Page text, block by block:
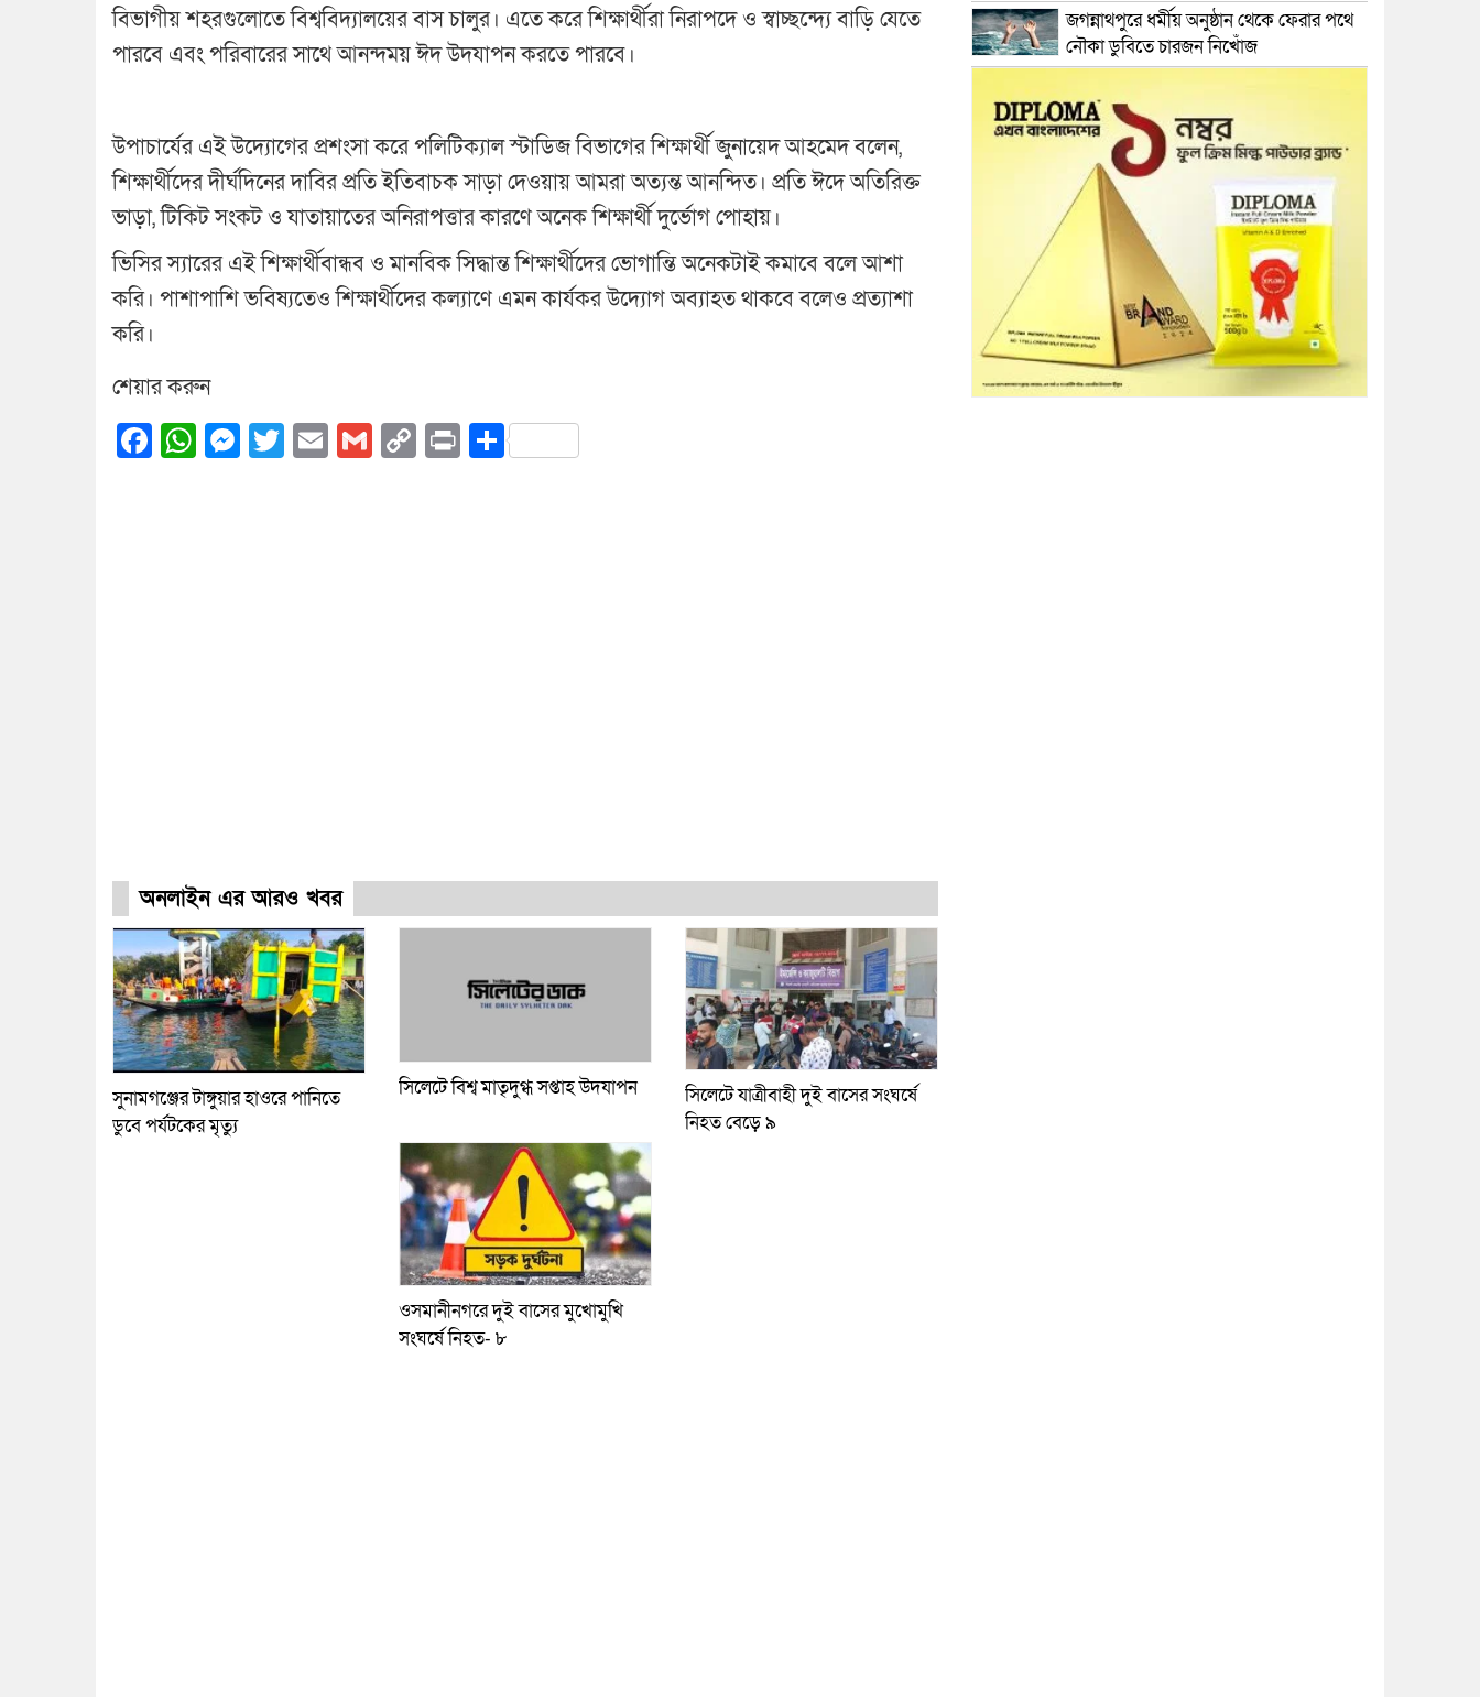
বিভাগীয় শহরগুলোতে বিশ্ববিদ্যালয়ের বাস চালুর। এতে করে শিক্ষার্থীরা নিরাপদে ও স্বাচ্ছন্দ্যে বাড়ি যেতে
পারবে এবং পরিবারের সাথে আনন্দময় ঈদ উদযাপন করতে পারবে।
উপাচার্যের এই উদ্যোগের প্রশংসা করে পলিটিক্যাল স্টাডিজ বিভাগের শিক্ষার্থী জুনায়েদ আহমেদ বলেন,
শিক্ষার্থীদের দীর্ঘদিনের দাবির প্রতি ইতিবাচক সাড়া দেওয়ায় আমরা অত্যন্ত আনন্দিত। প্রতি ঈদে অতিরিক্ত
ভাড়া, টিকিট সংকট ও যাতায়াতের অনিরাপত্তার কারণে অনেক শিক্ষার্থী দুর্ভোগ পোহায়।
ভিসির স্যারের এই শিক্ষার্থীবান্ধব ও মানবিক সিদ্ধান্ত শিক্ষার্থীদের ভোগান্তি অনেকটাই কমাবে বলে আশা
করি। পাশাপাশি ভবিষ্যতেও শিক্ষার্থীদের কল্যাণে এমন কার্যকর উদ্যোগ অব্যাহত থাকবে বলেও প্রত্যাশা
করি।
শেয়ার করুন
Facebook
WhatsApp
Messenger
Twitter
EmailGmailCopy
PrintShare
অনলাইন এর আরও খবর
সুনামগঞ্জের টাঙ্গুয়ার হাওরে পানিতে
ডুবে পর্যটকের মৃত্যু
সিলেটে বিশ্ব মাতৃদুগ্ধ সপ্তাহ উদযাপন
সিলেটে যাত্রীবাহী দুই বাসের সংঘর্ষে
নিহত বেড়ে ৯
ওসমানীনগরে দুই বাসের মুখোমুখি
সংঘর্ষে নিহত- ৮
জগন্নাথপুরে ধর্মীয় অনুষ্ঠান থেকে ফেরার পথে
নৌকা ডুবিতে চারজন নিখোঁজ